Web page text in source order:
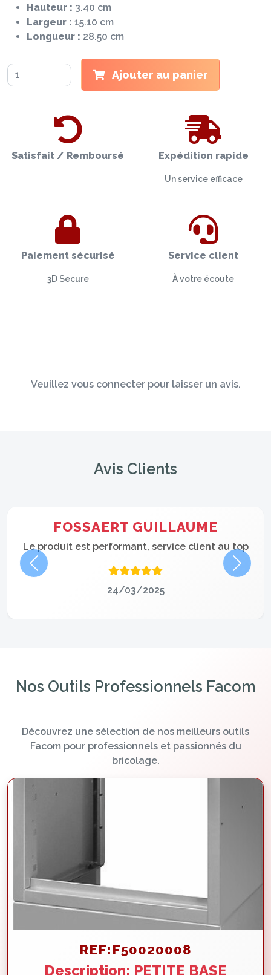
Hauteur : 3.40 cm
Largeur : 15.10 cm
Longueur : 28.50 cm
Ajouter au panier
Satisfait / Remboursé Expédition rapide
Un service efficace
Paiement sécurisé
3D Secure
Service client
À votre écoute
Veuillez vous connecter pour laisser un avis.
Avis Clients
FOSSAERT GUILLAUME
Le produit est performant, service client au top
24/03/2025
Précédent
Nos Outils Professionnels Facom
Découvrez une sélection de nos meilleurs outils
Facom pour professionnels et passionnés du
bricolage.
REF:F50020008
Description: PETITE BASE